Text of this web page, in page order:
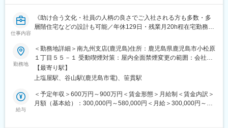
変更の範囲：会社の定める業務
(3)受注を獲得する
～～ 土地活用の提案って？ ～～
遊休地など、活用できていない土地に対しアパートやマンション
街中にあるアパートやマンションはその土地およびマンションを
所有しているオーナー様がいて、家賃収益を得ています。つまり
【土地を活用している】ということです。
・億単位の商材を提案する仕事となるので、長期的な関係性構築
が必要となります
仕事内容
《助け合う文化・社員の人柄の良さでご入社される方も多数・多
層階住宅などの設計も可能／年休129日・残業月20h程在宅勤務や
アリング ～プランの作成やインテリア設計等一貫して担当！》
◎社風
チームワークを大切にする社風。周りや顧客のためになることで
あれば積極的に情報共有&手を差し伸べる社員が多く、社風の良さ
から入社する方も多数
高い定着率も特徴です(例：新卒入社定着率は92.0%・平均勤続年
勤務地
＜勤務地詳細＞南九州支店(鹿児島)住所：鹿児島県鹿児島市小松原
１丁目５５－１ 受動喫煙対策：屋内全面禁煙変更の範囲：会社の
定める事業所
【最寄り駅】
上塩屋駅、谷山駅(鹿児島市電)、笹貫駅
給与
＜予定年収＞600万円～900万円＜賃金形態＞月給制＜賃金内訳＞
月額（基本給）：300,000円～580,000円＜月給＞300,000円～